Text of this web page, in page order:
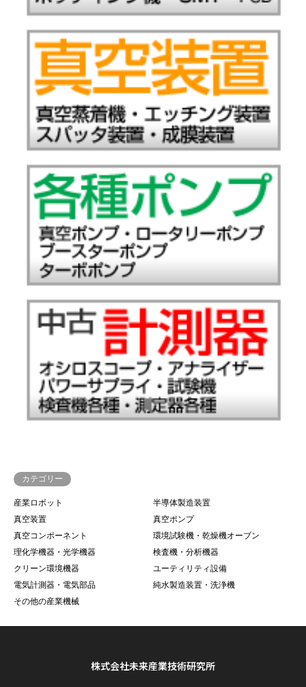
カテゴリー
産業ロボット
半導体製造装置
真空装置
真空ポンプ
真空コンポーネント
環境試験機・乾燥機オーブン
理化学機器・光学機器
検査機・分析機器
クリーン環境機器
ユーティリティ設備
電気計測器・電気部品
純水製造装置・洗浄機
その他の産業機械
株式会社未来産業技術研究所